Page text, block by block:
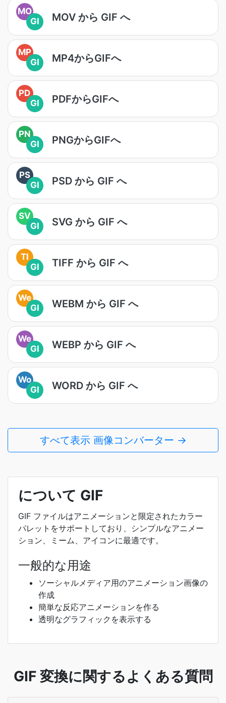
MO
GI
MOV から GIF へ
MP
GI
MP4からGIFへ
PD
GI
PDFからGIFへ
PN
GI
PNGからGIFへ
PS
GI
PSD から GIF へ
SV
GI
SVG から GIF へ
TI
GI
TIFF から GIF へ
We
GI
WEBM から GIF へ
We
GI
WEBP から GIF へ
Wo
GI
WORD から GIF へ
すべて表示 画像コンバーター →
について GIF
GIF ファイルはアニメーションと限定されたカラー
パレットをサポートしており、シンプルなアニメー
ション、ミーム、アイコンに最適です。
一般的な用途
ソーシャルメディア用のアニメーション画像の
作成
簡単な反応アニメーションを作る
透明なグラフィックを表示する
GIF 変換に関するよくある質問